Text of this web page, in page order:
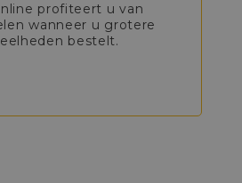
profiteert u van
wanneer u grotere
bestelt.